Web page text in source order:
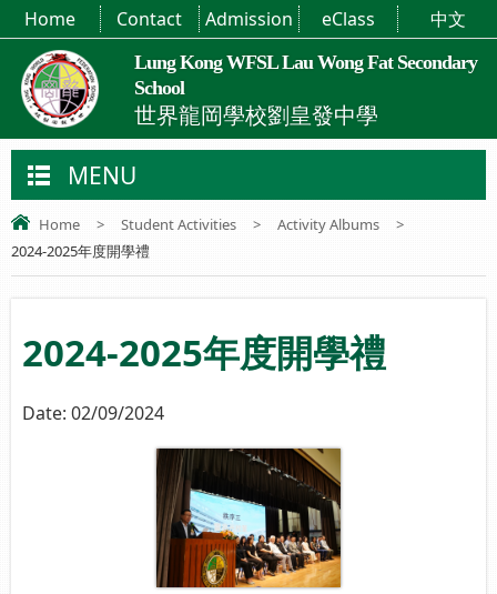
Lung Kong WFSL Lau Wong Fat Secondary
School
世界龍岡學校劉皇發中學
Home Contact Admission eClass 中文
MENU
Home > Student Activities > Activity Albums
>
2024-2025年度開學禮
2024-2025年度開學禮
Date: 02/09/2024